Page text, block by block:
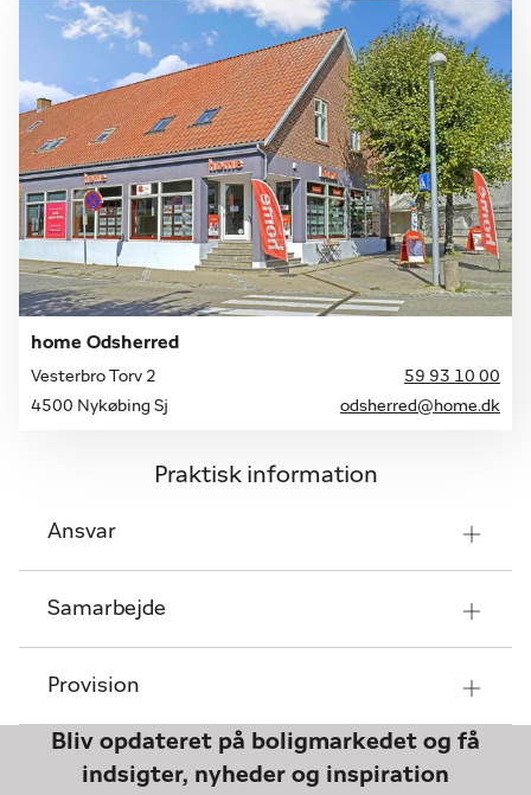
home Odsherred
Vesterbro Torv 2
59 93 10 00
4500 Nykøbing Sj
odsherred@home.dk
Praktisk information
Ansvar
Samarbejde
Provision
Bliv opdateret på boligmarkedet og få
indsigter, nyheder og inspiration